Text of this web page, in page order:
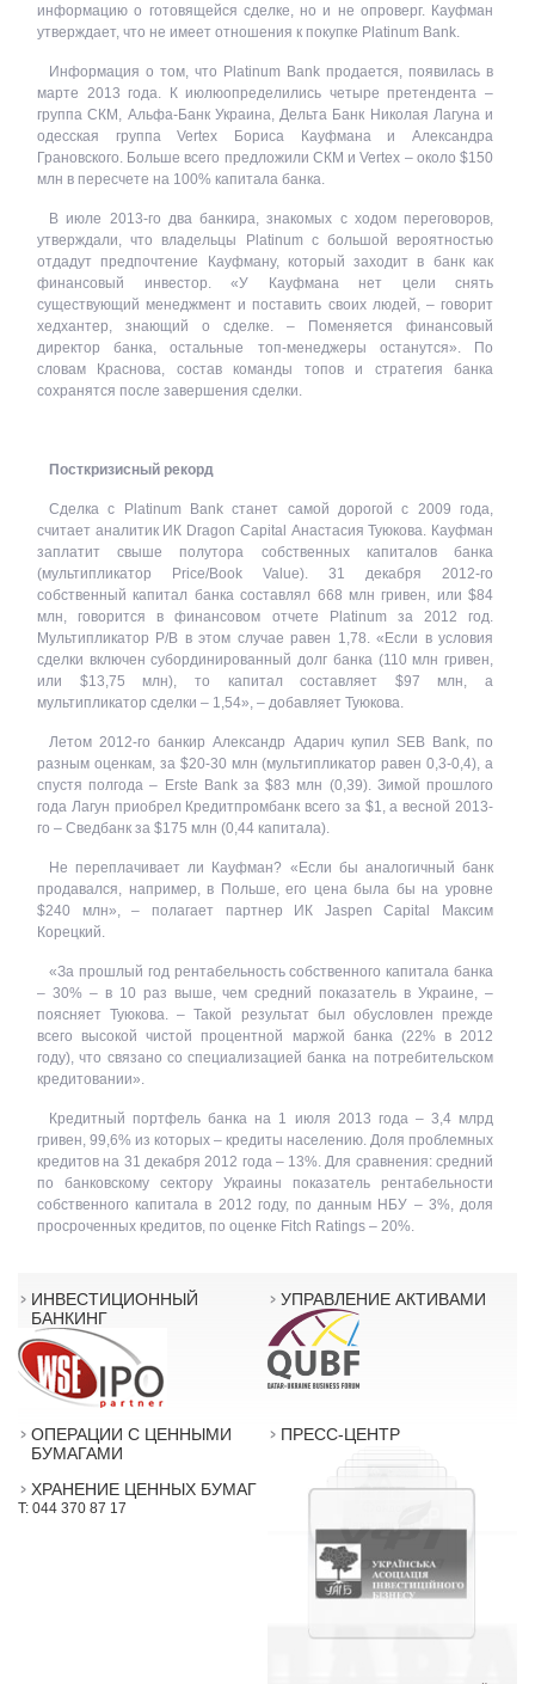
информацию о готовящейся сделке, но и не опроверг. Кауфман
утверждает, что не имеет отношения к покупке Platinum Bank.
Информация о том, что Platinum Bank продается, появилась в
марте 2013 года. К июлюопределились четыре претендента –
группа СКМ, Альфа-Банк Украина, Дельта Банк Николая Лагуна и
одесская группа Vertex Бориса Кауфмана и Александра
Грановского. Больше всего предложили СКМ и Vertex – около $150
млн в пересчете на 100% капитала банка.
В июле 2013-го два банкира, знакомых с ходом переговоров,
утверждали, что владельцы Platinum с большой вероятностью
отдадут предпочтение Кауфману, который заходит в банк как
финансовый инвестор. «У Кауфмана нет цели снять
существующий менеджмент и поставить своих людей, – говорит
хедхантер, знающий о сделке. – Поменяется финансовый
директор банка, остальные топ-менеджеры останутся». По
словам Краснова, состав команды топов и стратегия банка
сохранятся после завершения сделки.
Посткризисный рекорд
Сделка с Platinum Bank станет самой дорогой с 2009 года,
считает аналитик ИК Dragon Capital Анастасия Туюкова. Кауфман
заплатит свыше полутора собственных капиталов банка
(мультипликатор Price/Book Value). 31 декабря 2012-го
собственный капитал банка составлял 668 млн гривен, или $84
млн, говорится в финансовом отчете Platinum за 2012 год.
Мультипликатор P/B в этом случае равен 1,78. «Если в условия
сделки включен субординированный долг банка (110 млн гривен,
или $13,75 млн), то капитал составляет $97 млн, а
мультипликатор сделки – 1,54», – добавляет Туюкова.
Летом 2012-го банкир Александр Адарич купил SEB Bank, по
разным оценкам, за $20-30 млн (мультипликатор равен 0,3-0,4), а
спустя полгода – Erste Bank за $83 млн (0,39). Зимой прошлого
года Лагун приобрел Кредитпромбанк всего за $1, а весной 2013-
го – Сведбанк за $175 млн (0,44 капитала).
Не переплачивает ли Кауфман? «Если бы аналогичный банк
продавался, например, в Польше, его цена была бы на уровне
$240 млн», – полагает партнер ИК Jaspen Capital Максим
Корецкий.
«За прошлый год рентабельность собственного капитала банка
– 30% – в 10 раз выше, чем средний показатель в Украине, –
поясняет Туюкова. – Такой результат был обусловлен прежде
всего высокой чистой процентной маржой банка (22% в 2012
году), что связано со специализацией банка на потребительском
кредитовании».
Кредитный портфель банка на 1 июля 2013 года – 3,4 млрд
гривен, 99,6% из которых – кредиты населению. Доля проблемных
кредитов на 31 декабря 2012 года – 13%. Для сравнения: средний
по банковскому сектору Украины показатель рентабельности
собственного капитала в 2012 году, по данным НБУ – 3%, доля
просроченных кредитов, по оценке Fitch Ratings – 20%.
ИНВЕСТИЦИОННЫЙ
БАНКИНГ
УПРАВЛЕНИЕ АКТИВАМИ
ОПЕРАЦИИ С ЦЕННЫМИ
БУМАГАМИ
ХРАНЕНИЕ ЦЕННЫХ БУМАГ
T: 044 370 87 17
ПРЕСС-ЦЕНТР